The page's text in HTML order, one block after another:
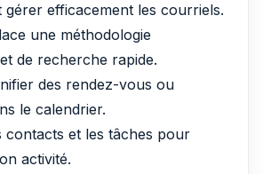
gérer efficacement les courriels.
une méthodologie
de recherche rapide.
des rendez-vous ou
le calendrier.
contacts et les tâches pour
activité.